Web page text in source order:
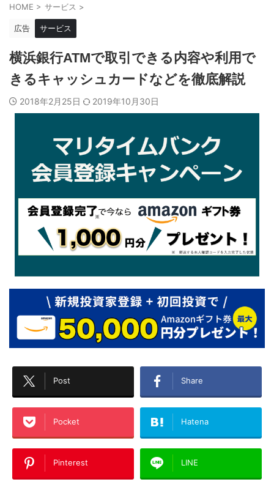
HOME > サービス >
広告 サービス
横浜銀行ATMで取引できる内容や利用で
きるキャッシュカードなどを徹底解説
2018年2月25日 2019年10月30日
Post Share
Pocket Hatena
Pinterest LINE